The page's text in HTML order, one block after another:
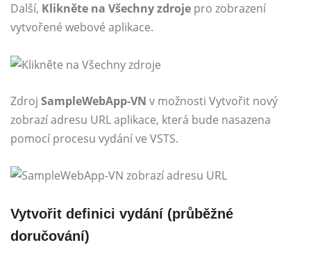
Další, Klikněte na Všechny zdroje pro zobrazení
vytvořené webové aplikace.
Zdroj SampleWebApp-VN v možnosti Vytvořit nový
zobrazí adresu URL aplikace, která bude nasazena
pomocí procesu vydání ve VSTS.
Vytvořit definici vydání (průběžné
doručování)